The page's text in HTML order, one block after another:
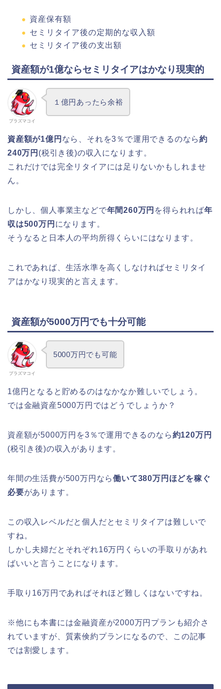
資産保有額
セミリタイア後の定期的な収入額
セミリタイア後の支出額
資産額が1億ならセミリタイアはかなり現実的
プラズマコイ
１億円あったら余裕
資産額が1億円 なら、それを3％で運用できるのなら約
240万円 (税引き後)の収入になります。
これだけでは完全リタイアには足りないかもしれませ
ん。
しかし、個人事業主などで年間260万円 を得られれば年
収は500万円 になります。
そうなると日本人の平均所得くらいにはなります。
これであれば、生活水準を高くしなければセミリタイ
アはかなり現実的と言えます。
資産額が5000万円でも十分可能
プラズマコイ
5000万円でも可能
1億円となると貯めるのはなかなか難しいでしょう。
では金融資産5000万円ではどうでしょうか？
資産額が5000万円を3％で運用できるのなら約120万円
(税引き後)の収入があります。
年間の生活費が500万円なら働いて380万円ほどを稼ぐ
必要があります。
この収入レベルだと個人だとセミリタイアは難しいで
すね。
しかし夫婦だとそれぞれ16万円くらいの手取りがあれ
ばいいと言うことになります。
手取り16万円であればそれほど難しくはないですね。
※他にも本書には金融資産が2000万円プランも紹介さ
れていますが、質素倹約プランになるので、この記事
では割愛します。